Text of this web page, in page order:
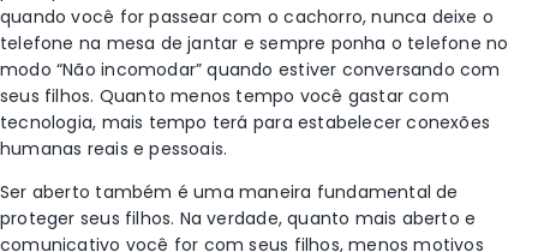
quando você for passear com o cachorro, nunca deixe o
telefone na mesa de jantar e sempre ponha o telefone no
modo “Não incomodar” quando estiver conversando com
seus filhos. Quanto menos tempo você gastar com
tecnologia, mais tempo terá para estabelecer conexões
humanas reais e pessoais.
Ser aberto também é uma maneira fundamental de
proteger seus filhos. Na verdade, quanto mais aberto e
comunicativo você for com seus filhos, menos motivos